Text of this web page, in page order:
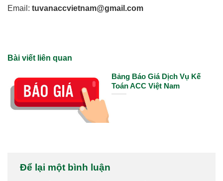
Email: tuvanaccvietnam@gmail.com
Bài viết liên quan
Bảng Báo Giá Dịch Vụ Kế
Toán ACC Việt Nam
Để lại một bình luận